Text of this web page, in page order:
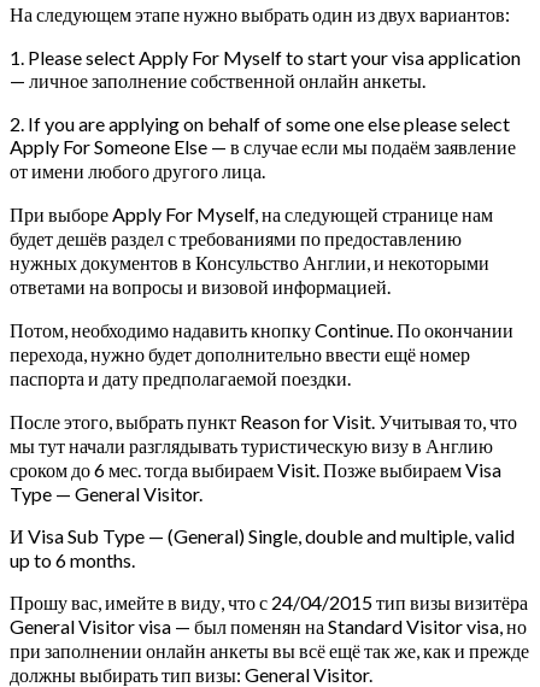
На следующем этапе нужно выбрать один из двух вариантов:
1. Please select Apply For Myself to start your visa application
— личное заполнение собственной онлайн анкеты.
2. If you are applying on behalf of some one else please select
Apply For Someone Else — в случае если мы подаём заявление
от имени любого другого лица.
При выборе Apply For Myself, на следующей странице нам
будет дешёв раздел с требованиями по предоставлению
нужных документов в Консульство Англии, и некоторыми
ответами на вопросы и визовой информацией.
Потом, необходимо надавить кнопку Continue. По окончании
перехода, нужно будет дополнительно ввести ещё номер
паспорта и дату предполагаемой поездки.
После этого, выбрать пункт Reason for Visit. Учитывая то, что
мы тут начали разглядывать туристическую визу в Англию
сроком до 6 мес. тогда выбираем Visit. Позже выбираем Visa
Type — General Visitor.
И Visa Sub Type — (General) Single, double and multiple, valid
up to 6 months.
Прошу вас, имейте в виду, что с 24/04/2015 тип визы визитёра
General Visitor visa — был поменян на Standard Visitor visa, но
при заполнении онлайн анкеты вы всё ещё так же, как и прежде
должны выбирать тип визы: General Visitor.